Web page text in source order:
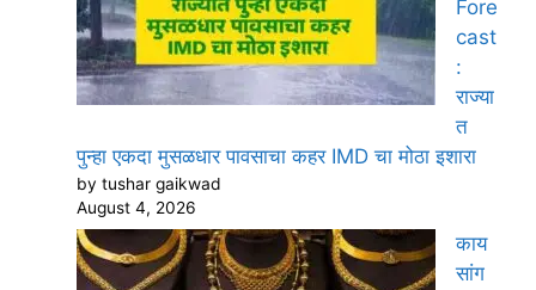
Fore
cast
:
राज्या
त
पुन्हा एकदा मुसळधार पावसाचा कहर IMD चा मोठा इशारा
by tushar gaikwad
August 4, 2026
काय
सांग